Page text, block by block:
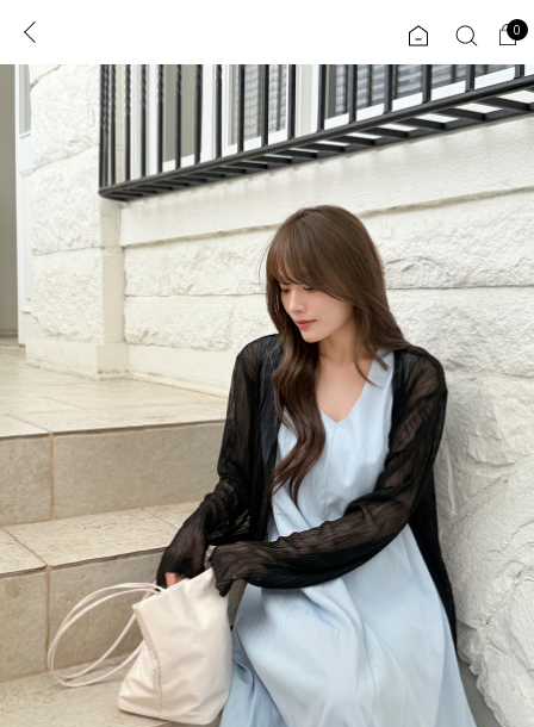
로그인 0
ENG
TW
JP
리뷰 & 혜택 플러스핏 회원혜택
CATEGORY COMMUNITY
도착보장⚡
인플루언서 pick!
신상 5%
베스트
MADE
세트할인 ~30%
하객룩
살안타템
ALL
익스클루시브
아우터
티셔츠
니트
블라우스
팬츠
0